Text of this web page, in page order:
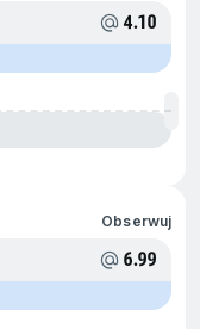
4.10
Obserwuj
6.99